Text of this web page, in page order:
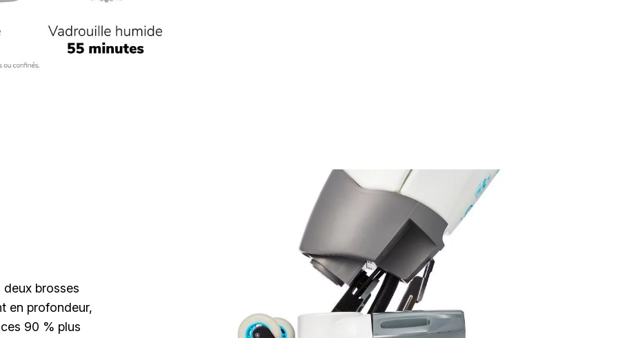
brosses
en profondeur,
90 % plus